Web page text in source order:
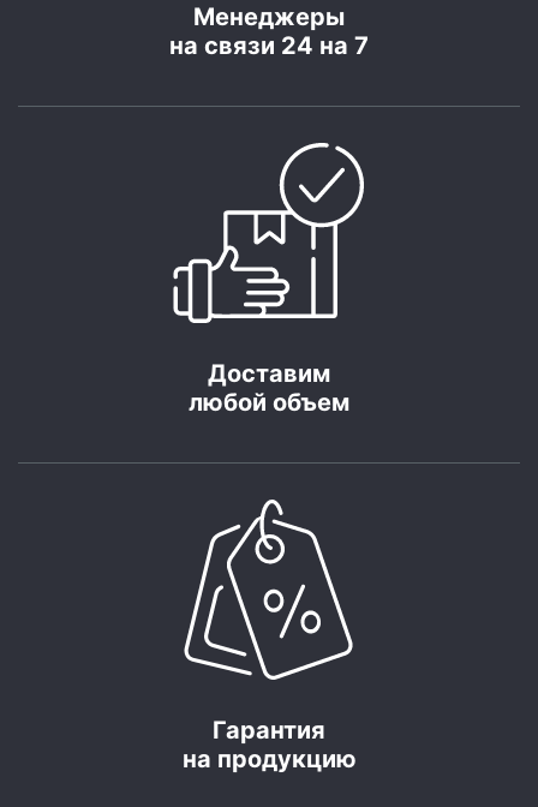
Менеджеры
на связи 24 на 7
Доставим
любой объем
Гарантия
на продукцию